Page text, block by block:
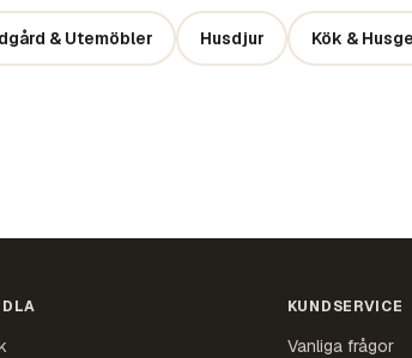
& Utemöbler Husdjur Kök &
KUNDSERVICE
Vanliga frågor